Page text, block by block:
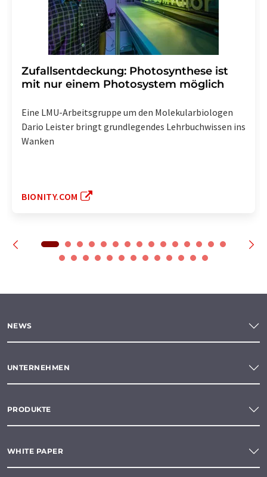
Zufallsentdeckung: Photosynthese ist
mit nur einem Photosystem möglich
Eine LMU-Arbeitsgruppe um den Molekularbiologen
Dario Leister bringt grundlegendes Lehrbuchwissen ins
Wanken
BIONITY.COM
NEWS
UNTERNEHMEN
PRODUKTE
WHITE PAPER